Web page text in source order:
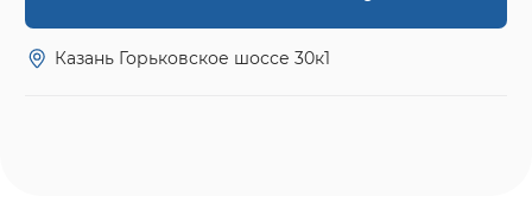
Казань Горьковское шоссе 30к1